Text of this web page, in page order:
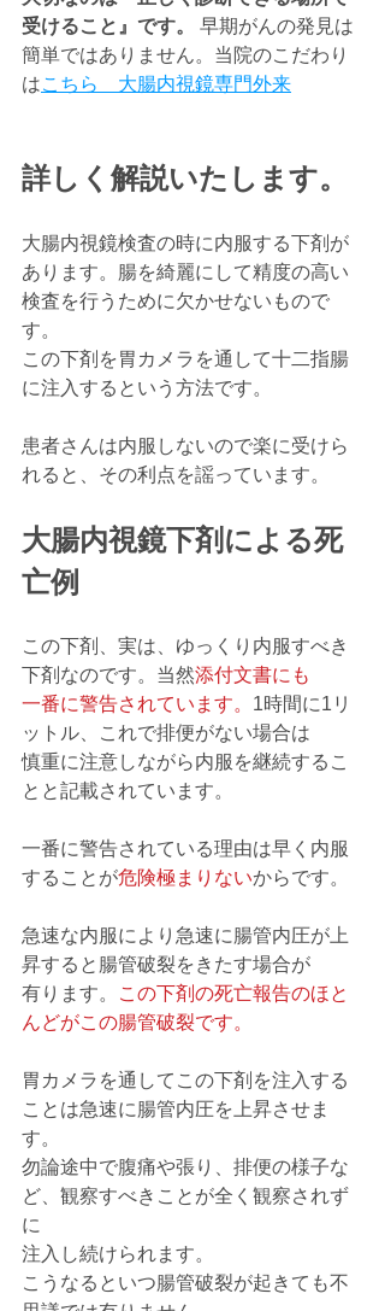
受けること』です。
早期がんの発見は
簡単ではありません。当院のこだわり
はこちら　大腸内視鏡専門外来
詳しく解説いたします。
大腸内視鏡検査の時に内服する下剤が
あります。腸を綺麗にして精度の高い
検査を行うために欠かせないもので
す。
この下剤を胃カメラを通して十二指腸
に注入するという方法です。
患者さんは内服しないので楽に受けら
れると、その利点を謡っています。
大腸内視鏡下剤による死
亡例
この下剤、実は、ゆっくり内服すべき
下剤なのです。当然添付文書にも
一番に警告されています。 1時間に1リ
ットル、これで排便がない場合は
慎重に注意しながら内服を継続するこ
とと記載されています。
一番に警告されている理由は早く内服
することが危険極まりないからです。
急速な内服により急速に腸管内圧が上
昇すると腸管破裂をきたす場合が
有ります。
この下剤の死亡報告のほと
んどがこの腸管破裂です。
胃カメラを通してこの下剤を注入する
ことは急速に腸管内圧を上昇させま
す。
勿論途中で腹痛や張り、排便の様子な
ど、観察すべきことが全く観察されず
に
注入し続けられます。
こうなるといつ腸管破裂が起きても不